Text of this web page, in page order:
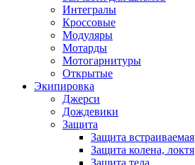
Интегралы
Кроссовые
Модуляры
Мотарды
Мотогарнитуры
Открытые
Экипировка
Джерси
Дождевики
Защита
Защита встраиваемая
Защита колена, локтя
Защита тела